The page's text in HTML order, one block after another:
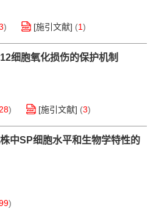
) [施引文献] (1)
细胞氧化损伤的保护机制
) [施引文献] (3)
中SP细胞水平和生物学特性的
)